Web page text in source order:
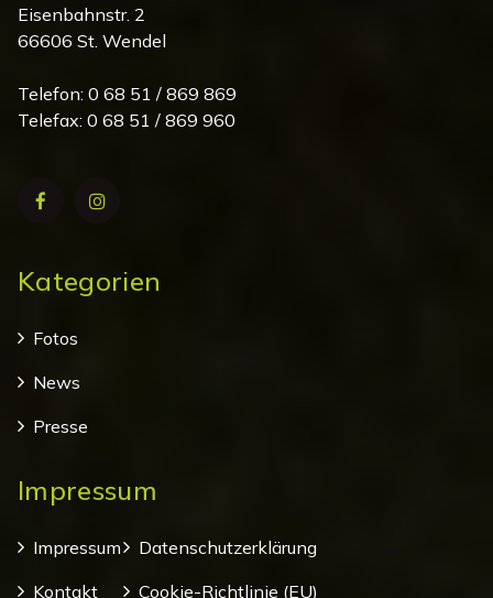
Eisenbahnstr. 2
66606 St. Wendel
Telefon: 0 68 51 / 869 869
Telefax: 0 68 51 / 869 960
Kategorien
Fotos
News
Presse
Impressum
Impressum
Datenschutzerklärung
Kontakt
Cookie-Richtlinie (EU)